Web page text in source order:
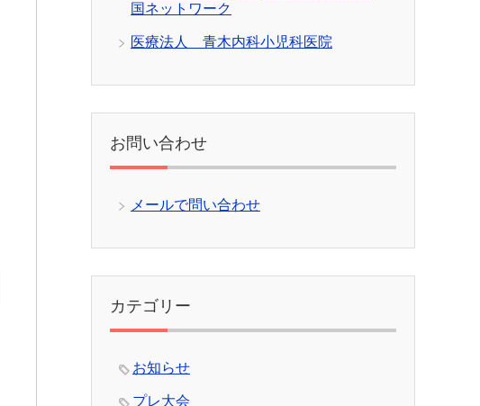
国ネットワーク
医療法人 青木内科小児科医院
お問い合わせ
メールで問い合わせ
カテゴリー
お知らせ
プレ大会